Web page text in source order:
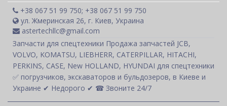
+38 067 51 99 750; +38 067 51 99 750
ул. Жмеринская 26, г. Киев, Украина
astertechllc@gmail.com
Запчасти для спецтехники Продажа запчастей JCB,
VOLVO, KOMATSU, LIEBHERR, CATERPILLAR, HITACHI,
PERKINS, CASE, New HOLLAND, HYUNDAI для спецтехники
✅ погрузчиков, экскаваторов и бульдозеров, в Киеве и
Украине ✔ Недорого ✔ ☎ Звоните 24/7